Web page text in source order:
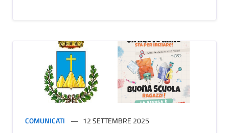
COMUNICATI 12 SETTEMBRE 2025